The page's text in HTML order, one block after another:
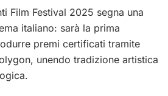
Film Festival 2025 segna una
italiano: sarà la prima
premi certificati tramite
unendo tradizione artistica